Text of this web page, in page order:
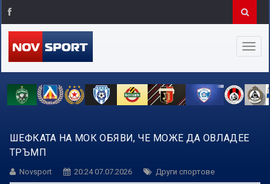
ШЕФКАТА НА МОК ОБЯВИ, ЧЕ МОЖЕ ДА ОВЛАДЕЕ
ТРЪМП
Novsport 20:24 07.07.2026 Други спортове